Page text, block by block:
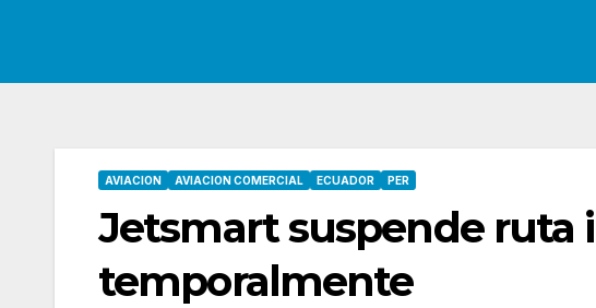
AVIACION AVIACION COMERCIAL ECUADOR PER
Jetsmart suspende ruta
temporalmente